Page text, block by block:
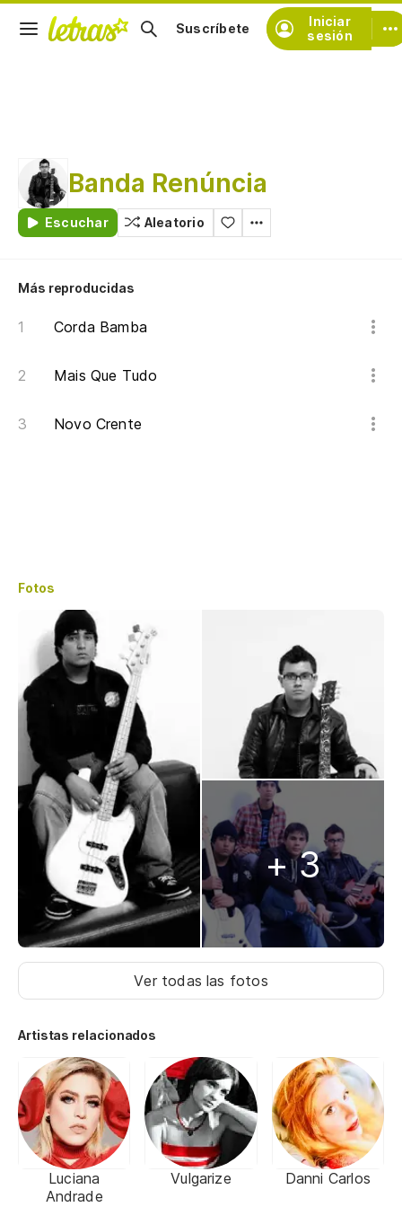
Iniciar
sesión
Suscríbete
Banda Renúncia
Escuchar Aleatorio
Más reproducidas
Corda Bamba
Mais Que Tudo
Novo Crente
Fotos
+ 3
Ver todas las fotos
Artistas relacionados
Luciana
Andrade
Vulgarize Danni Carlos